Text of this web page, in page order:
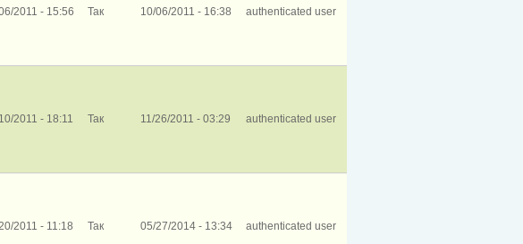
2011 - 15:56 Так 10/06/2011 - 16:38 authenticated user
2011 - 18:11 Так 11/26/2011 - 03:29 authenticated user
2011 - 11:18 Так 05/27/2014 - 13:34 authenticated user